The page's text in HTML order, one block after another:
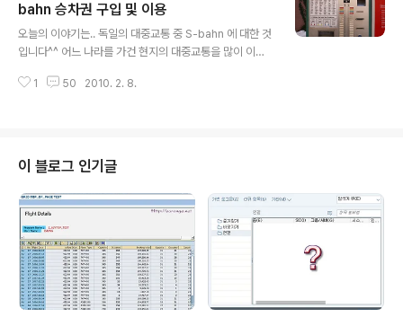
리 떼놓고 사진 찍느라 애먹었습니다;;; 독일의 애견문화를
얘기하기에 앞서 우선 코코의 사진부터 조금 보실까요? 오
빠~ 뭐해요? 라고 코코가 물어봅니다. 사실은.. 오빠~ 가
니다...;;;; 벌써부터 귀를 완전히 눕히고 만져주길 기다리고
bahn 승차권 구입 및 이용
오늘의 이야기는.. 독일의 대중교통 중 S-bahn 에 대한 것
입니다^^ 어느 나라를 가건 현지의 대중교통을 많이 이용
상의 한편이 되겠네요^^ 출.퇴근 때 한번씩.. 혹은 주말을
일전에 올린 내용대로... 프랑크푸르트(Frankfurt)엔 두 종
류의 전철이 있습니다. 하나는 U-bahn 또 하나가 S-bah
n 입니다. (S-bahn 경우 유레일 패스가 있다면 탑승이 무
료입니다) 패스(승차권) 경우.. 판매원이 있는게 아니라.. 아
래의 기계에서 직접 뽑아야 합니다. ..
1 50 2010. 2. 8.
이 블로그 인기글